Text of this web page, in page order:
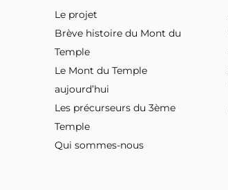
Le projet
Brève histoire du Mont du
Temple
Le Mont du Temple
aujourd’hui
Les précurseurs du 3ème
Temple
Qui sommes-nous